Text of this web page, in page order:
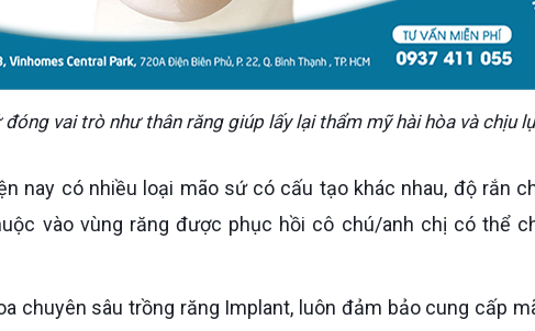
vai trò như thân răng giúp lấy lại thẩm mỹ hài hòa và chịu
vào vùng răng được phục hồi cô chú/anh chị có thể